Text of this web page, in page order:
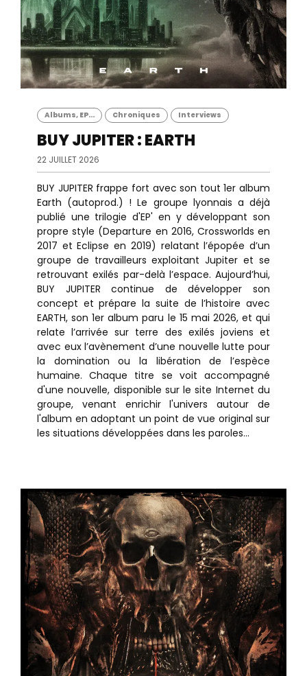
Albums, EP... Chroniques Interviews
BUY JUPITER : EARTH
22 JUILLET 2026
BUY JUPITER frappe fort avec son tout 1er album
Earth (autoprod.) ! Le groupe lyonnais a déjà
publié une trilogie d'EP' en y développant son
propre style (Departure en 2016, Crossworlds en
2017 et Eclipse en 2019) relatant l’épopée d’un
groupe de travailleurs exploitant Jupiter et se
retrouvant exilés par-delà l’espace. Aujourd’hui,
BUY JUPITER continue de développer son
concept et prépare la suite de l’histoire avec
EARTH, son 1er album paru le 15 mai 2026, et qui
relate l’arrivée sur terre des exilés joviens et
avec eux l’avènement d’une nouvelle lutte pour
la domination ou la libération de l’espèce
humaine. Chaque titre se voit accompagné
d'une nouvelle, disponible sur le site Internet du
groupe, venant enrichir l'univers autour de
l'album en adoptant un point de vue original sur
les situations développées dans les paroles...